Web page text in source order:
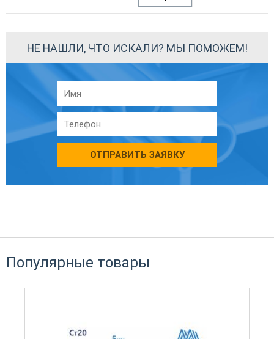
НЕ НАШЛИ, ЧТО ИСКАЛИ? МЫ ПОМОЖЕМ!
ОТПРАВИТЬ ЗАЯВКУ
Популярные товары